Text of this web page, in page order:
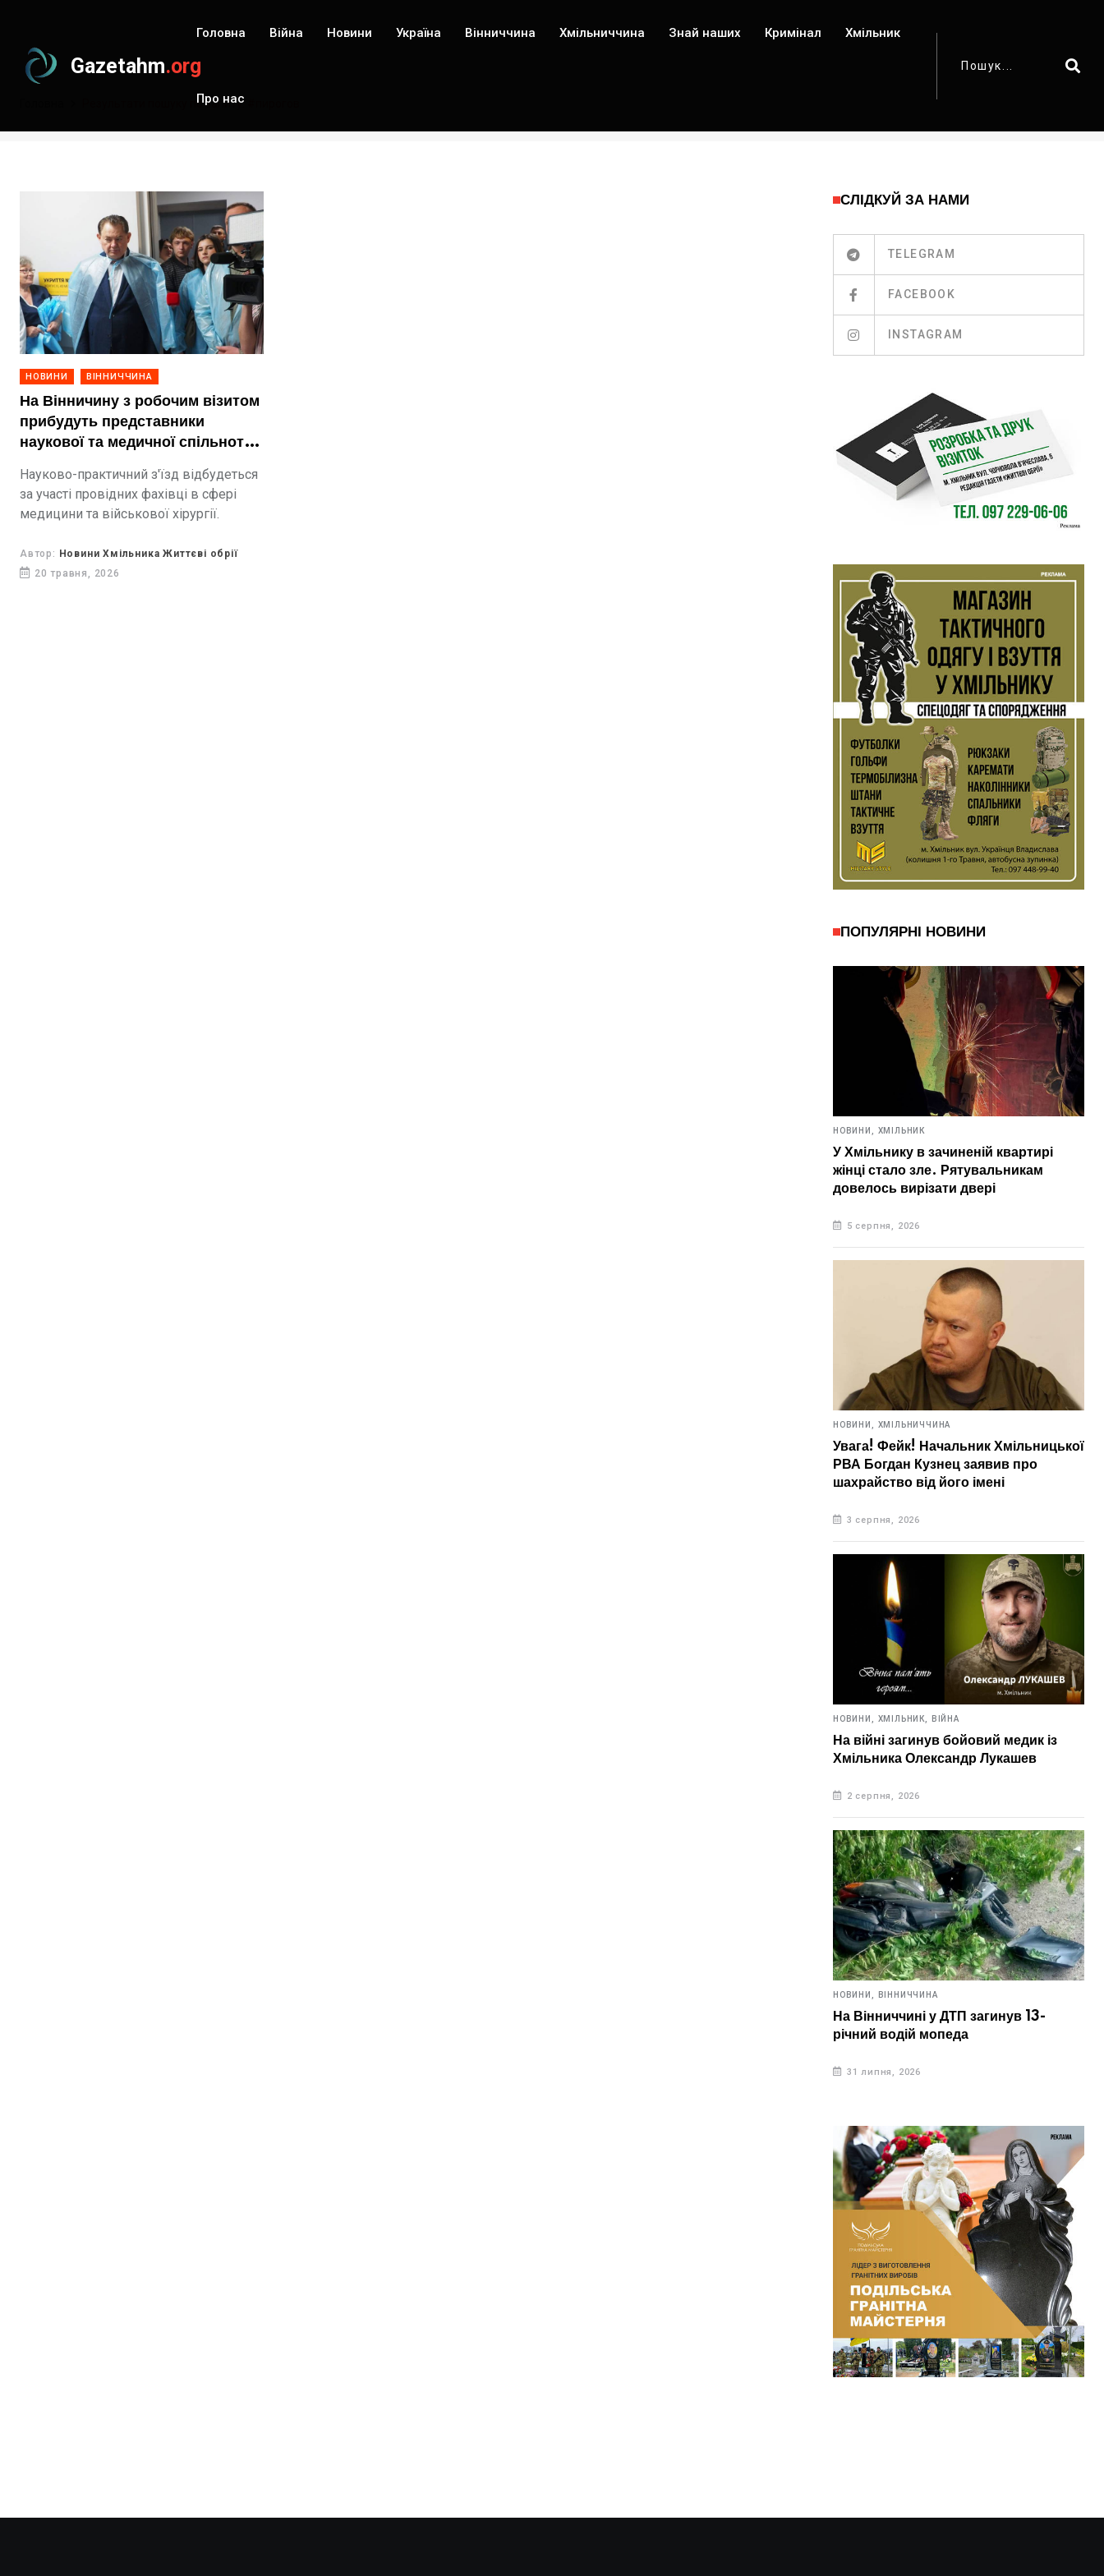
Gazetahm.org
Головна Війна Новини Україна Вінниччина Хмільниччина Знай наших Кримінал Хмільник
Про нас
Результати пошуку по запиту: #пирогов
НОВИНИ ВІННИЧЧИНА
На Вінничину з робочим візитом
прибудуть представники
наукової та медичної спільноти
Миколи Івановича Пирогова
Науково-практичний з'їзд відбудеться
за участі провідних фахівці в сфері
медицини та військової хірургії.
Автор: Новини Хмільника Життєві обрії
20 травня, 2026
СЛІДКУЙ ЗА НАМИ
TELEGRAM
FACEBOOK
INSTAGRAM
ПОПУЛЯРНІ НОВИНИ
НОВИНИ, ХМІЛЬНИК
У Хмільнику в зачиненій квартирі
жінці стало зле. Рятувальникам
довелось вирізати двері
5 серпня, 2026
НОВИНИ, ХМІЛЬНИЧЧИНА
Увага! Фейк! Начальник Хмільницької
РВА Богдан Кузнец заявив про
шахрайство від його імені
3 серпня, 2026
НОВИНИ, ХМІЛЬНИК, ВІЙНА
На війні загинув бойовий медик із
Хмільника Олександр Лукашев
2 серпня, 2026
НОВИНИ, ВІННИЧЧИНА
На Вінниччині у ДТП загинув 13-
річний водій мопеда
31 липня, 2026